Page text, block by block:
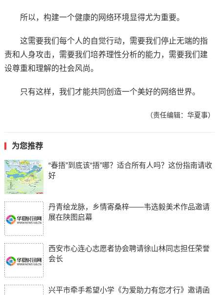
所以，构建一个健康的网络环境显得尤为重要。
这需要我们每个人的自觉行动，需要我们停止无端的指
责和人身攻击，需要我们培养理性分析的能力，需要我们建
设尊重和理解的社会风尚。
只有这样，我们才能共同创造一个美好的网络世界。
（责任编辑：华夏事）
为您推荐
“春捂”到底该“捂”哪？适合所有人吗？这份指南请收
好
丹青绘龙脉，乡情寄桑梓——韦选毅美术作品邀请
展在陕图启幕
西安市心连心志愿者协会聘请徐山林同志担任荣誉
会长
兴平市牵手希望小学《为爱助力有您才行》邀请函